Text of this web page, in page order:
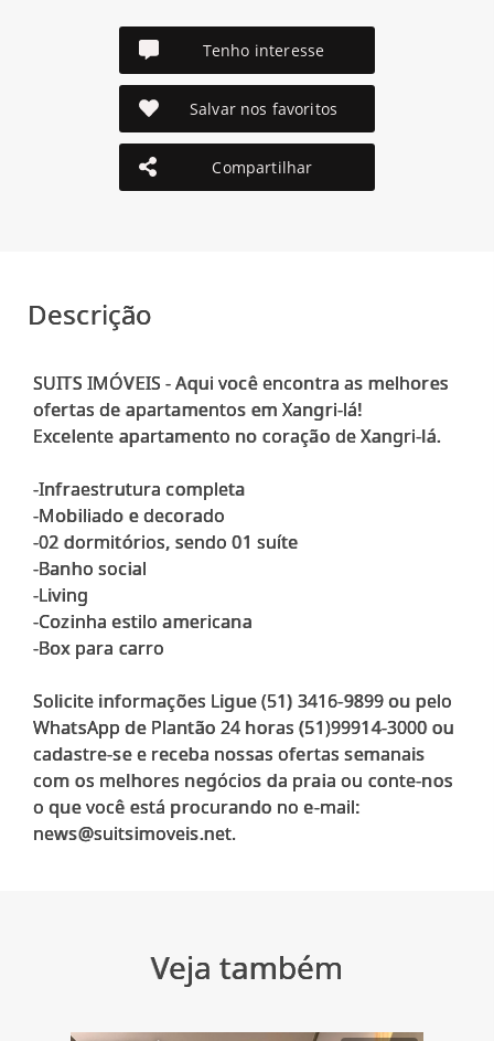
Tenho interesse
Salvar nos favoritos
Compartilhar
Descrição
SUITS IMÓVEIS - Aqui você encontra as melhores
ofertas de apartamentos em Xangri-lá!
Excelente apartamento no coração de Xangri-lá.
-Infraestrutura completa
-Mobiliado e decorado
-02 dormitórios, sendo 01 suíte
-Banho social
-Living
-Cozinha estilo americana
-Box para carro
Solicite informações Ligue (51) 3416-9899 ou pelo
WhatsApp de Plantão 24 horas (51)99914-3000 ou
cadastre-se e receba nossas ofertas semanais
com os melhores negócios da praia ou conte-nos
o que você está procurando no e-mail:
Veja também